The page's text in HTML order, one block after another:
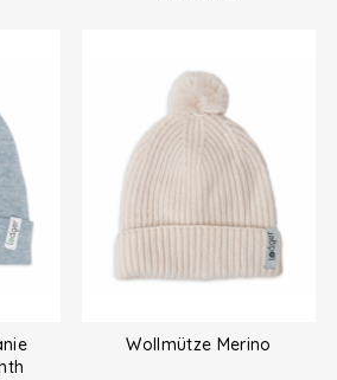
Wollmütze Merino